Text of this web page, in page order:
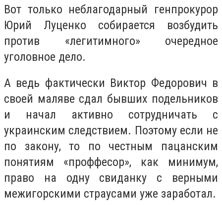
Вот только неблагодарный генпрокурор
Юрий Луценко собирается возбудить
против «легитимного» очередное
уголовное дело.
А ведь фактически Виктор Федорович в
своей маляве сдал бывших подельников
и начал активно сотрудничать с
украинским следствием. Поэтому если не
по закону, то по честным пацанским
понятиям «проффесор», как минимум,
право на одну свиданку с верными
межигорскими страусами уже заработал.